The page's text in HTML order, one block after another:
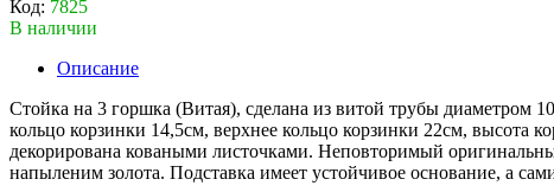
Код: 7825
В наличии
Описание
Стойка на 3 горшка (Витая), сделана из витой трубы диаметром
кольцо корзинки 14,5см, верхнее кольцо корзинки 22см, высота
декорирована коваными листочками. Неповторимый
напыленим золота. Подставка имеет устойчивое основание, а